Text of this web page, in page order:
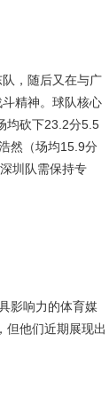
，随后又在与广
精神。球队核心
均砍下23.2分5.5
然（场均15.9分
圳队需保持专
影响力的体育媒
但他们近期展现出